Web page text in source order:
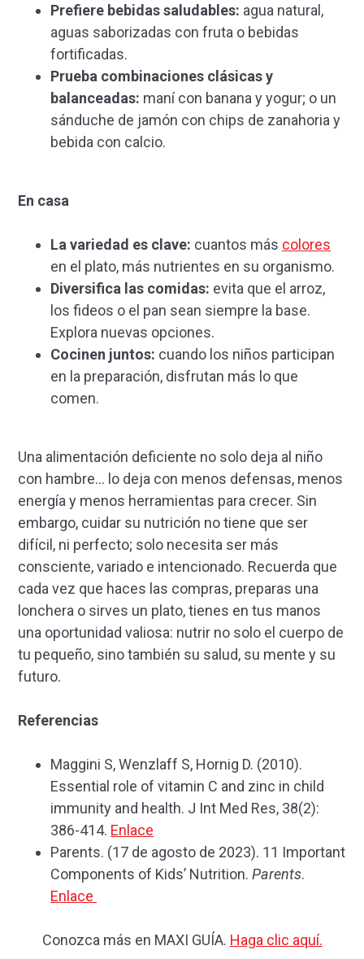
Prefiere bebidas saludables: agua natural,
aguas saborizadas con fruta o bebidas
fortificadas.
Prueba combinaciones clásicas y
balanceadas: maní con banana y yogur; o un
sánduche de jamón con chips de zanahoria y
bebida con calcio.
En casa
La variedad es clave: cuantos más colores
en el plato, más nutrientes en su organismo.
Diversifica las comidas: evita que el arroz,
los fideos o el pan sean siempre la base.
Explora nuevas opciones.
Cocinen juntos: cuando los niños participan
en la preparación, disfrutan más lo que
comen.
Una alimentación deficiente no solo deja al niño
con hambre… lo deja con menos defensas, menos
energía y menos herramientas para crecer. Sin
embargo, cuidar su nutrición no tiene que ser
difícil, ni perfecto; solo necesita ser más
consciente, variado e intencionado. Recuerda que
cada vez que haces las compras, preparas una
lonchera o sirves un plato, tienes en tus manos
una oportunidad valiosa: nutrir no solo el cuerpo de
tu pequeño, sino también su salud, su mente y su
futuro.
Referencias
Maggini S, Wenzlaff S, Hornig D. (2010).
Essential role of vitamin C and zinc in child
immunity and health. J Int Med Res, 38(2):
386-414. Enlace
Parents. (17 de agosto de 2023). 11 Important
Components of Kids’ Nutrition. Parents.
Enlace
Conozca más en MAXI GUÍA. Haga clic aquí.